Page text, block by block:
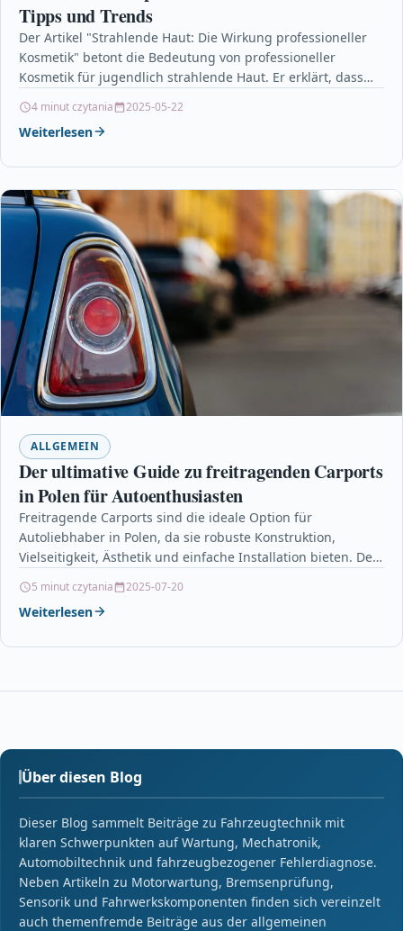
Tipps und Trends
Der Artikel "Strahlende Haut: Die Wirkung professioneller
Kosmetik" betont die Bedeutung von professioneller
Kosmetik für jugendlich strahlende Haut. Er erklärt, dass
4 minut czytania 2025-05-22
Weiterlesen
ALLGEMEIN
Der ultimative Guide zu freitragenden Carports
in Polen für Autoenthusiasten
Freitragende Carports sind die ideale Option für
Autoliebhaber in Polen, da sie robuste Konstruktion,
Vielseitigkeit, Ästhetik und einfache Installation bieten. Der
5 minut czytania 2025-07-20
Weiterlesen
Über diesen Blog
Dieser Blog sammelt Beiträge zu Fahrzeugtechnik mit
klaren Schwerpunkten auf Wartung, Mechatronik,
Automobiltechnik und fahrzeugbezogener Fehlerdiagnose.
Neben Artikeln zu Motorwartung, Bremsenprüfung,
Sensorik und Fahrwerkskomponenten finden sich vereinzelt
auch themenfremde Beiträge aus der allgemeinen